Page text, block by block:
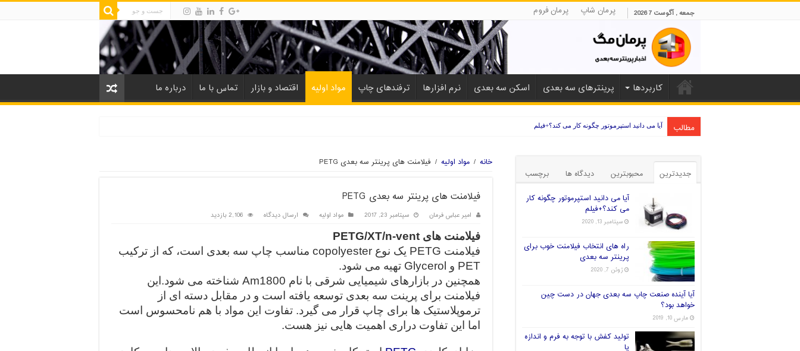
جمعه , آگوست 7 2026 پرمان شاپ پرمان فروم
کاربردها پرینترهای سه بعدی اسکن سه بعدی نرم افزارها ترفندهای چاپ مواد اولیه اقتصاد و بازار تماس با ما درباره ما
مطالب آیا می دانید استپرموتور چگونه کار می کند؟+فیلم
خانه / مواد اولیه / فیلامنت های پرینتر سه بعدی PETG
فیلامنت های پرینتر سه بعدی PETG
امیر عباس فرمان سپتامبر 23, 2017 مواد اولیه ارسال دیدگاه 2,106 بازدید
فیلامنت های PETG/XT/n-vent
فیلامنت PETG یک نوع copolyester مناسب چاپ سه بعدی است، که از ترکیب
PET و Glycerol تهیه می شود.
همچنین در بازارهای شیمیایی شرقی با نام Am1800 شناخته می شود.این
فیلامنت برای پرینت سه بعدی توسعه یافته است و در مقابل دسته ای از
ترموپلاستیک ها برای چاپ قرار می گیرد. تفاوت این مواد با هم نامحسوس است
اما این تفاوت دراری اهمیت هایی نیز هست.
جدیدترین محبوبترین دیدگاه ها برچسب
آیا می دانید استپرموتور چگونه کار
می کند؟+فیلم
سپتامبر 13, 2020
راه های انتخاب فیلامنت خوب برای
پرینتر سه بعدی
ژوئن 7, 2020
آیا آینده صنعت چاپ سه بعدی جهان در دست چین
خواهد بود؟
مارس 10, 2019
تولید کفش با توجه به فرم و اندازه
پا